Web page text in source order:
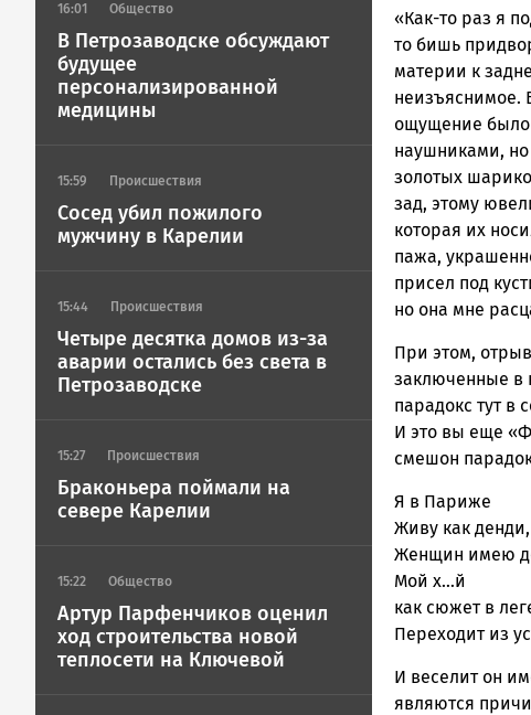
16:01 Общество
В Петрозаводске обсуждают
будущее
персонализированной
медицины
15:59 Происшествия
Сосед убил пожилого
мужчину в Карелии
15:44 Происшествия
Четыре десятка домов из-за
аварии остались без света в
Петрозаводске
15:27 Происшествия
Браконьера поймали на
севере Карелии
15:22 Общество
Артур Парфенчиков оценил
ход строительства новой
теплосети на Ключевой
«Как-то раз я
то бишь
материи к
неизъяснимое.
ощущение было
наушниками,
золотых
зад, этому
которая их
пажа,
присел под
но она мне
При этом,
заключенные в
парадокс тут в
И это вы еще
смешон
Я в Париже
Живу как денди,
Женщин имею
Мой х…й
как сюжет в
Переходит из
И веселит он
являются